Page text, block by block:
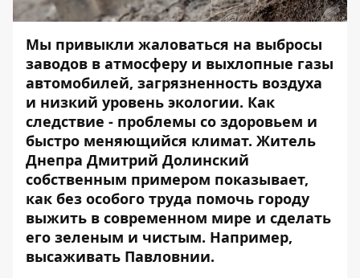
Мы привыкли жаловаться на выбросы
заводов в атмосферу и выхлопные газы
автомобилей, загрязненность воздуха
и низкий уровень экологии. Как
следствие - проблемы со здоровьем и
быстро меняющийся климат. Житель
Днепра Дмитрий Долинский
собственным примером показывает,
как без особого труда помочь городу
выжить в современном мире и сделать
его зеленым и чистым. Например,
высаживать Павловнии.